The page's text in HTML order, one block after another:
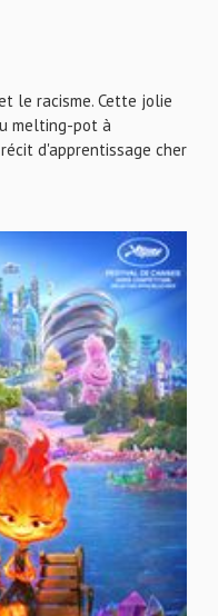
le racisme. Cette jolie
melting-pot à
d'apprentissage cher